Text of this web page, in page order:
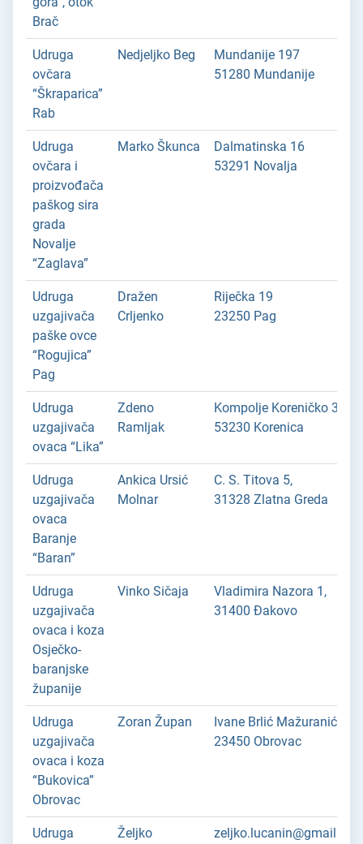
Brač
Udruga
ovčara
“Škraparica”
Rab
Nedjeljko Beg
Mundanije 197
51280 Mundanije
Udruga
ovčara i
proizvođača
paškog sira
grada
Novalje
“Zaglava”
Marko Škunca
Dalmatinska 16
53291 Novalja
Udruga
uzgajivača
paške ovce
“Rogujica”
Pag
Dražen
Crljenko
Riječka 19
23250 Pag
Udruga
uzgajivača
ovaca “Lika”
Zdeno
Ramljak
Kompolje Koreničko 30/1
53230 Korenica
Udruga
uzgajivača
ovaca
Baranje
“Baran”
Ankica Ursić
Molnar
C. S. Titova 5,
31328 Zlatna Greda
Udruga
uzgajivača
ovaca i koza
Osječko-
baranjske
županije
Vinko Sičaja
Vladimira Nazora 1,
31400 Đakovo
Udruga
uzgajivača
ovaca i koza
“Bukovica”
Obrovac
Zoran Župan
Ivane Brlić Mažuranić 6,
23450 Obrovac
Udruga
Željko